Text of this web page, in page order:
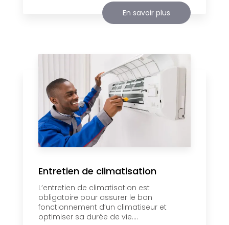
En savoir plus
Entretien de climatisation
L’entretien de climatisation est
obligatoire pour assurer le bon
fonctionnement d’un climatiseur et
optimiser sa durée de vie....